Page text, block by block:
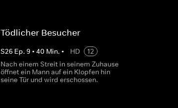
Tödlicher Besucher
S26 Ep. 9• 40 Min. • HD
12
Nach einem Streit in seinem Zuhause
öffnet ein Mann auf ein Klopfen hin
seine Tür und wird erschossen.